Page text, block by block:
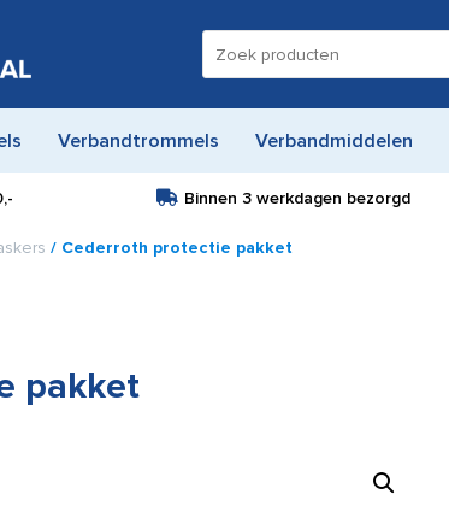
naar:
Verbandtrommels Verbandmiddelen
Binnen 3 werkdagen bezorgd
/ Cederroth protectie pakket
pakket